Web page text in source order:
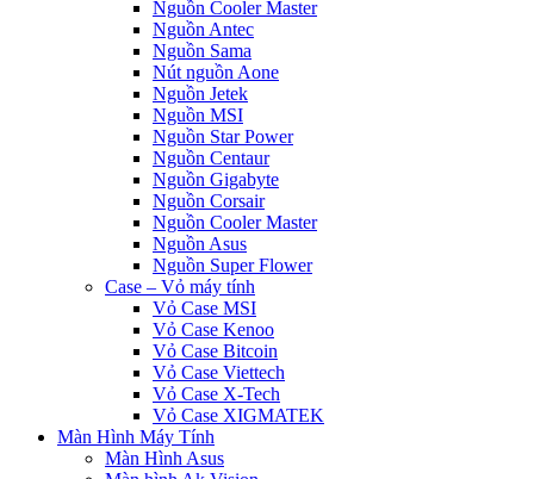
Nguồn Cooler Master
Nguồn Antec
Nguồn Sama
Nút nguồn Aone
Nguồn Jetek
Nguồn MSI
Nguồn Star Power
Nguồn Centaur
Nguồn Gigabyte
Nguồn Corsair
Nguồn Cooler Master
Nguồn Asus
Nguồn Super Flower
Case – Vỏ máy tính
Vỏ Case MSI
Vỏ Case Kenoo
Vỏ Case Bitcoin
Vỏ Case Viettech
Vỏ Case X-Tech
Vỏ Case XIGMATEK
Màn Hình Máy Tính
Màn Hình Asus